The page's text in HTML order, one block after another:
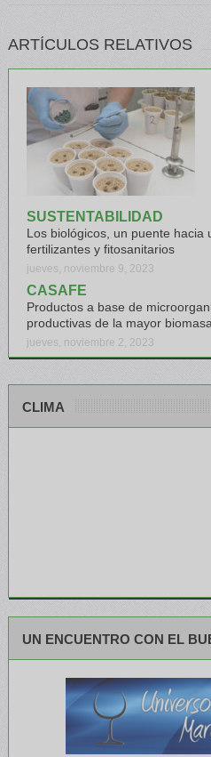
ARTÍCULOS RELATIVOS
SUSTENTABILIDAD
Los biológicos, un puente hacia
fertilizantes y fitosanitarios
jueves, noviembre 9, 2023
CASAFE
Productos a base de
productivas de la mayor
jueves, noviembre 2, 2023
CLIMA
UN ENCUENTRO CON EL